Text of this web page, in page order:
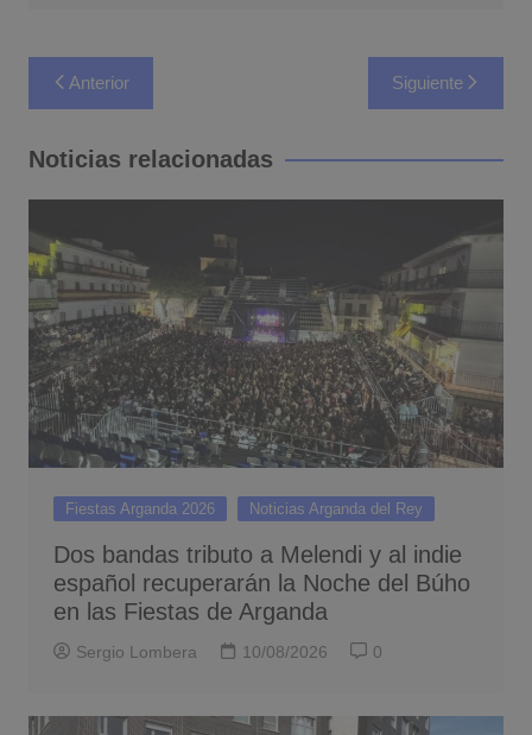
Navegación
de
entradas
Anterior Siguiente
Noticias relacionadas
Fiestas Arganda 2026 Noticias Arganda del Rey
Dos bandas tributo a Melendi y al indie
español recuperarán la Noche del Búho
en las Fiestas de Arganda
Sergio Lombera 10/08/2026 0